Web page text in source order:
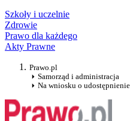
Szkoły i uczelnie
Zdrowie
Prawo dla każdego
Akty Prawne
Prawo.pl
Samorząd i administracja
Na wniosku o